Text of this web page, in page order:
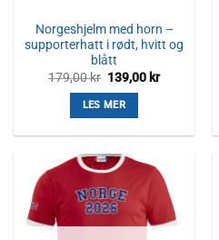
Norgeshjelm med horn –
supporterhatt i rødt, hvitt og
blått
179,00kr Opprinnelig
var:
179,00 kr.
139,00 krNåværende
LES MER